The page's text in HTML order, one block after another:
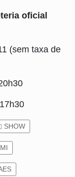
oficial
(sem taxa de
20h30
SHOW